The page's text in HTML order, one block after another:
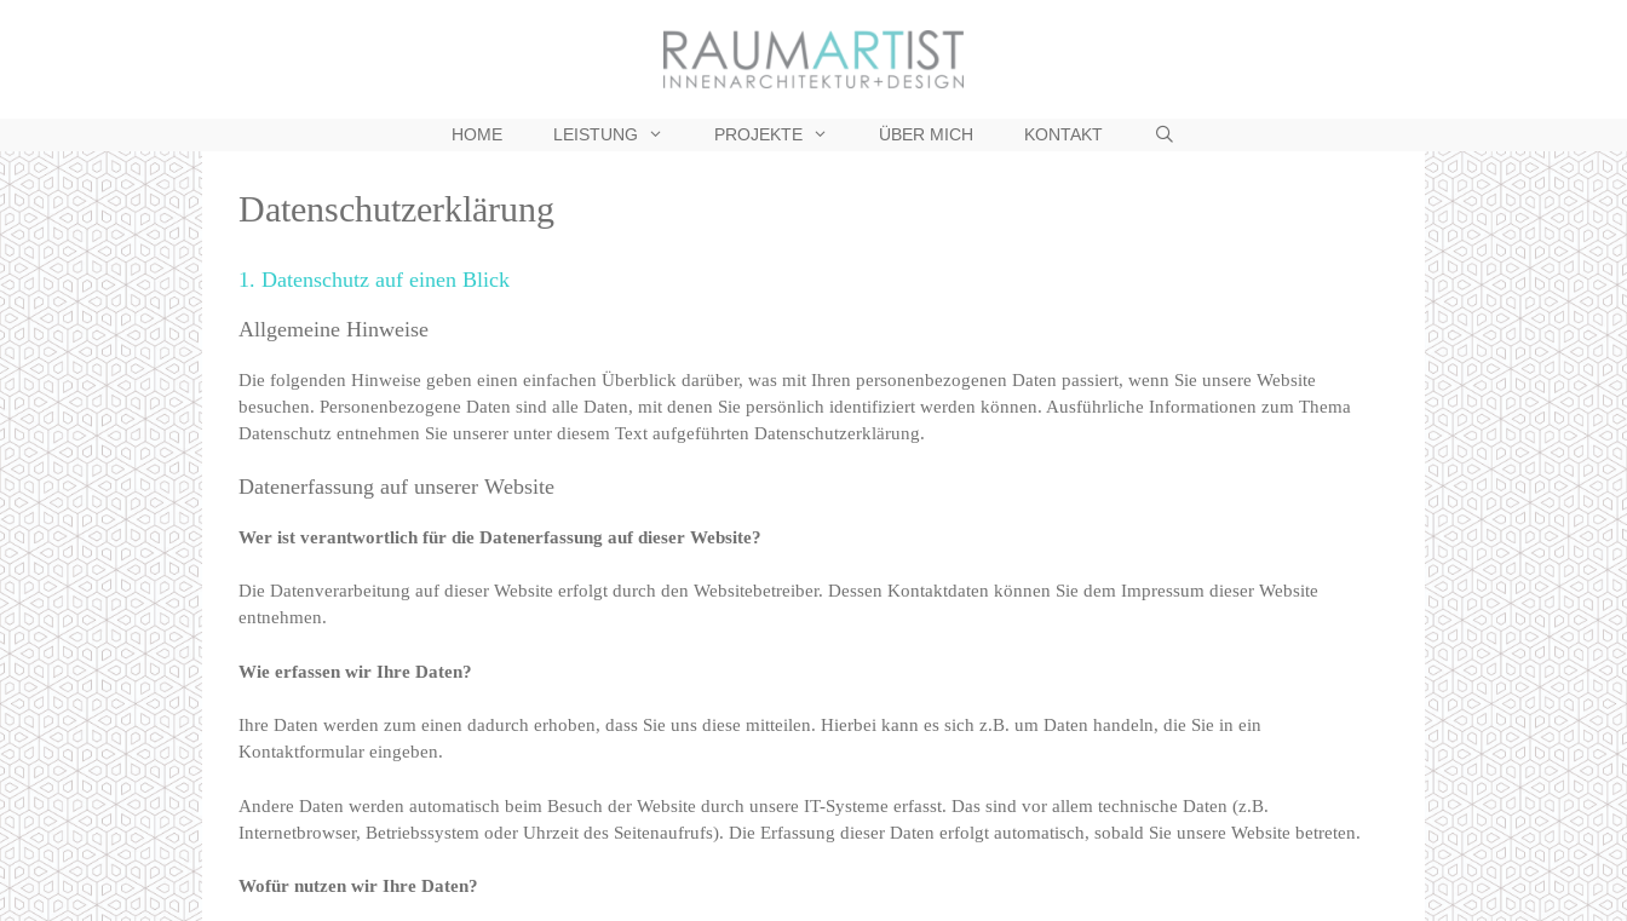
HOME LEISTUNG PROJEKTE ÜBER MICH KONTAKT
Datenschutzerklärung
1. Datenschutz auf einen Blick
Allgemeine Hinweise
Die folgenden Hinweise geben einen einfachen Überblick darüber, was mit Ihren personenbezogenen Daten passiert, wenn Sie unsere Website
besuchen. Personenbezogene Daten sind alle Daten, mit denen Sie persönlich identifiziert werden können. Ausführliche Informationen zum Thema
Datenschutz entnehmen Sie unserer unter diesem Text aufgeführten Datenschutzerklärung.
Datenerfassung auf unserer Website
Wer ist verantwortlich für die Datenerfassung auf dieser Website?
Die Datenverarbeitung auf dieser Website erfolgt durch den Websitebetreiber. Dessen Kontaktdaten können Sie dem Impressum dieser Website
entnehmen.
Wie erfassen wir Ihre Daten?
Ihre Daten werden zum einen dadurch erhoben, dass Sie uns diese mitteilen. Hierbei kann es sich z.B. um Daten handeln, die Sie in ein
Kontaktformular eingeben.
Andere Daten werden automatisch beim Besuch der Website durch unsere IT-Systeme erfasst. Das sind vor allem technische Daten (z.B.
Internetbrowser, Betriebssystem oder Uhrzeit des Seitenaufrufs). Die Erfassung dieser Daten erfolgt automatisch, sobald Sie unsere Website betreten.
Wofür nutzen wir Ihre Daten?